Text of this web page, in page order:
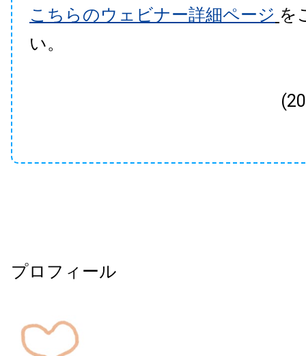
こちらのウェビナー詳細ページ を
い。
プロフィール